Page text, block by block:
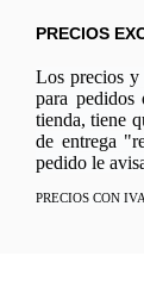
PRECIOS
Los precios y
para pedidos
tienda, tiene
de entrega
pedido le
PRECIOS CON